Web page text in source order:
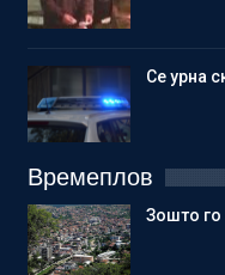
Се урна
Времеплов
Зошто го